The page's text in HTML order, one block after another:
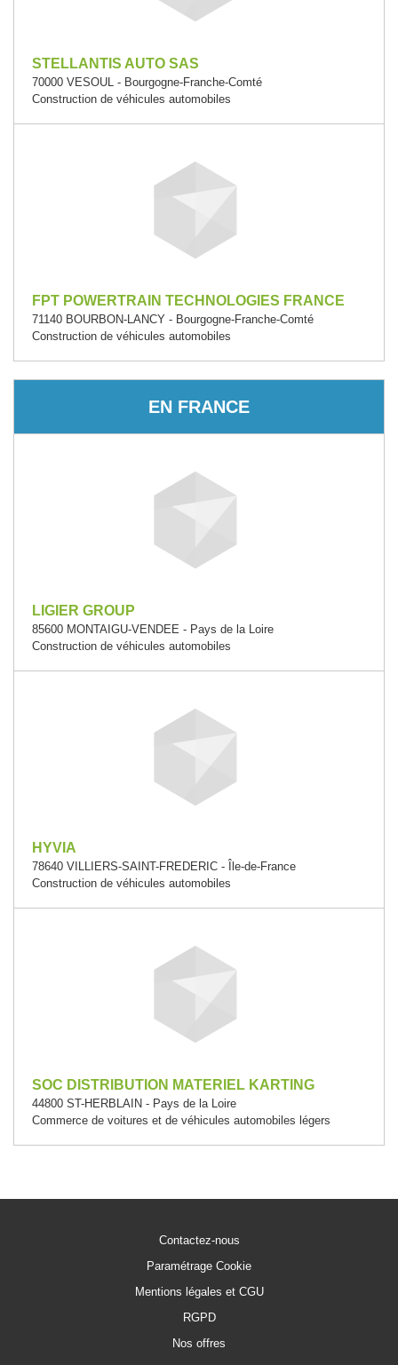
STELLANTIS AUTO SAS
70000 VESOUL - Bourgogne-Franche-Comté
Construction de véhicules automobiles
FPT POWERTRAIN TECHNOLOGIES FRANCE
71140 BOURBON-LANCY - Bourgogne-Franche-Comté
Construction de véhicules automobiles
EN FRANCE
LIGIER GROUP
85600 MONTAIGU-VENDEE - Pays de la Loire
Construction de véhicules automobiles
HYVIA
78640 VILLIERS-SAINT-FREDERIC - Île-de-France
Construction de véhicules automobiles
SOC DISTRIBUTION MATERIEL KARTING
44800 ST-HERBLAIN - Pays de la Loire
Commerce de voitures et de véhicules automobiles légers
Contactez-nous
Paramétrage Cookie
Mentions légales et CGU
RGPD
Nos offres